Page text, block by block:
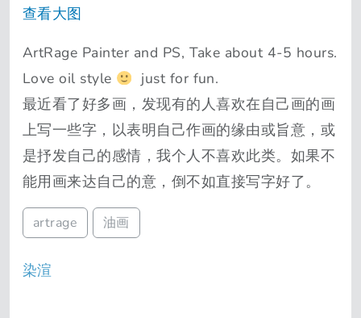
查看大图
ArtRage Painter and PS, Take about 4-5 hours.
Love oil style
just for fun.
最近看了好多画，发现有的人喜欢在自己画的画
上写一些字，以表明自己作画的缘由或旨意，或
是抒发自己的感情，我个人不喜欢此类。如果不
能用画来达自己的意，倒不如直接写字好了。
artrage 油画
染渲